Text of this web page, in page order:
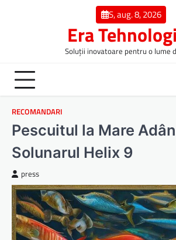
S, aug. 8, 2026
Era
Soluții inovatoare pentru o lume
RECOMANDARI
Pescuitul la Mare
Solunarul Helix 9
press